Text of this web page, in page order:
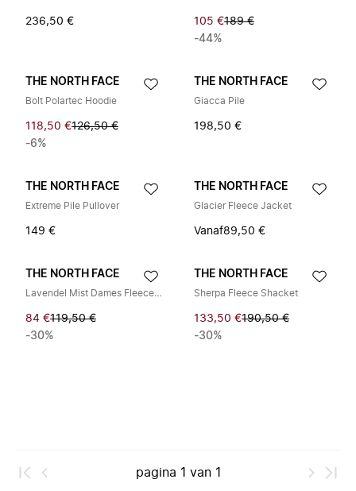
236,50 € 105 €189 €
-44%
THE NORTH FACE
Bolt Polartec Hoodie
118,50 €126,50 €
-6%
THE NORTH FACE
Giacca Pile
198,50 €
THE NORTH FACE
Extreme Pile Pullover
149 €
THE NORTH FACE
Glacier Fleece Jacket
Vanaf89,50 €
THE NORTH FACE
Lavendel Mist Dames Fleece Jas
84 €119,50 €
-30%
THE NORTH FACE
Sherpa Fleece Shacket
133,50 €190,50 €
-30%
pagina 1 van 1